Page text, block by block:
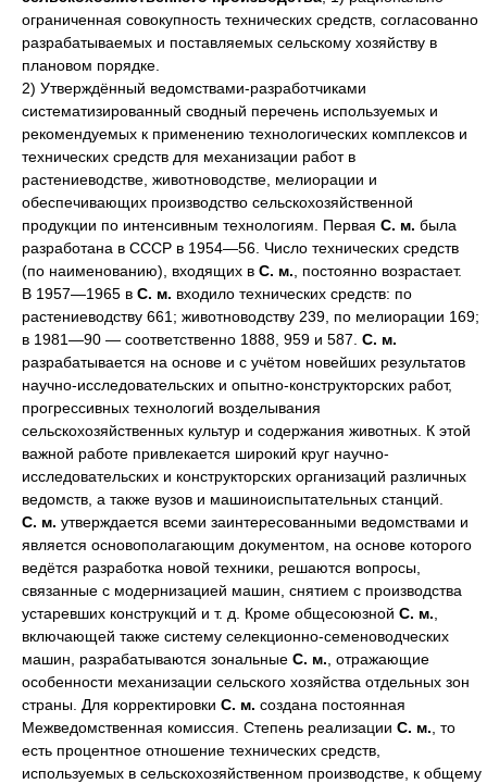
ограниченная совокупность технических средств, согласованно
разрабатываемых и поставляемых сельскому хозяйству в
плановом порядке.
2) Утверждённый ведомствами-разработчиками
систематизированный сводный перечень используемых и
рекомендуемых к применению технологических комплексов и
технических средств для механизации работ в
растениеводстве, животноводстве, мелиорации и
обеспечивающих производство сельскохозяйственной
продукции по интенсивным технологиям. Первая С. м. была
разработана в СССР в 1954—56. Число технических средств
(по наименованию), входящих в С. м. , постоянно возрастает.
В 1957—1965 в С. м. входило технических средств: по
растениеводству 661; животноводству 239, по мелиорации 169;
в 1981—90 — соответственно 1888, 959 и 587. С. м.
разрабатывается на основе и с учётом новейших результатов
научно-исследовательских и опытно-конструкторских работ,
прогрессивных технологий возделывания
сельскохозяйственных культур и содержания животных. К этой
важной работе привлекается широкий круг научно-
исследовательских и конструкторских организаций различных
ведомств, а также вузов и машиноиспытательных станций.
С. м. утверждается всеми заинтересованными ведомствами и
является основополагающим документом, на основе которого
ведётся разработка новой техники, решаются вопросы,
связанные с модернизацией машин, снятием с производства
устаревших конструкций и т. д. Кроме общесоюзной С. м.
включающей также систему селекционно-семеноводческих
машин, разрабатываются зональные С. м. , отражающие
особенности механизации сельского хозяйства отдельных зон
страны. Для корректировки С. м. создана постоянная
Межведомственная комиссия. Степень реализации С. м. , то
есть процентное отношение технических средств,
используемых в сельскохозяйственном производстве, к общему